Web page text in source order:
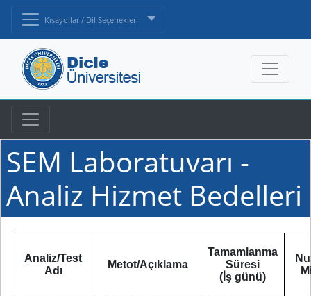
Kısayollar / Dil Seçenekleri
SEM Laboratuvarı -
Analiz Hizmet Bedelleri
Analiz/Test
Adı
Metot/Açıklama
Tamamlanma
Süresi
(İş günü)